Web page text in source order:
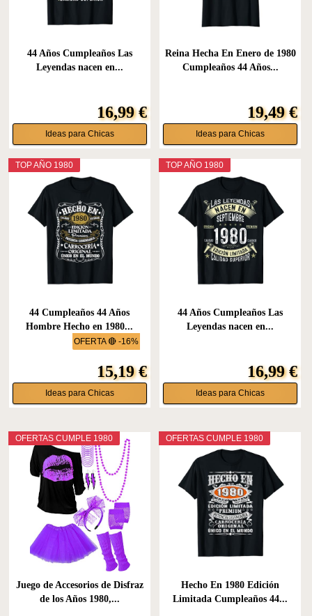
44 Años Cumpleaños Las
Leyendas nacen en...
16,99 €
Ideas para Chicas
Reina Hecha En Enero de 1980
Cumpleaños 44 Años...
19,49 €
Ideas para Chicas
OFERTA 🔴 -16%
TOP AÑO 1980
44 Cumpleaños 44 Años
Hombre Hecho en 1980...
15,19 €
Ideas para Chicas
TOP AÑO 1980
44 Años Cumpleaños Las
Leyendas nacen en...
16,99 €
Ideas para Chicas
OFERTAS CUMPLE 1980
Juego de Accesorios de Disfraz
de los Años 1980,...
OFERTAS CUMPLE 1980
Hecho En 1980 Edición
Limitada Cumpleaños 44...